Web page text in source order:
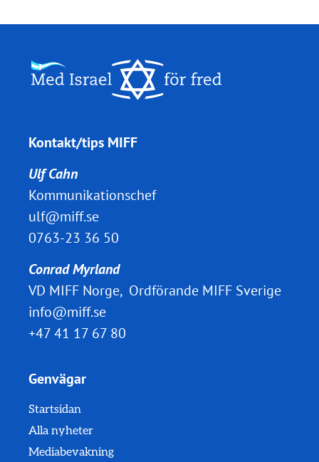
Kontakt/tips MIFF
Ulf Cahn
Kommunikationschef
ulf@miff.se
0763-23 36 50
Conrad Myrland
VD MIFF Norge, Ordförande MIFF Sverige
info@miff.se
+47 41 17 67 80
Genvägar
Startsidan
Alla nyheter
Mediabevakning